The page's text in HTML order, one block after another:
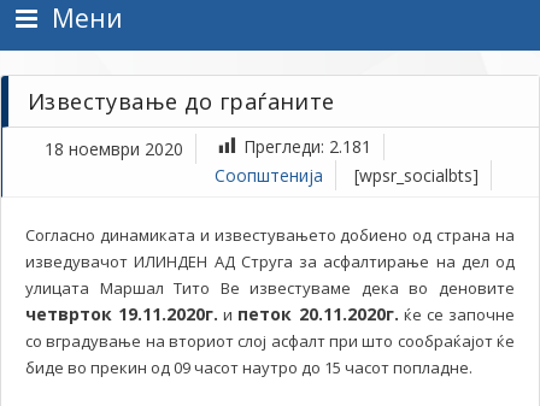
Мени
Известување до граѓаните
18 ноември 2020 Прегледи: 2.181
Соопштенија
[wpsr_socialbts]
Согласно динамиката и известувањето добиено од страна на
изведувачот ИЛИНДЕН АД Струга за асфалтирање на дел од
улицата Маршал Тито Ве известуваме дека во деновите
четврток 19.11.2020г. и петок 20.11.2020г. ќе се започне
со вградување на вториот слој асфалт при што сообраќајот ќе
биде во прекин од 09 часот наутро до 15 часот попладне.